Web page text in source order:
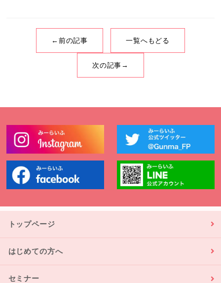
←前の記事 一覧へもどる
次の記事→
トップページ
はじめての方へ
セミナー